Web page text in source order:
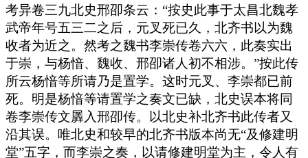
考异卷三九北史邢卲条云：“按史此事于太昌北魏孝
武帝年号五三二之后，元叉死已久，北齐书以为魏
收者为近之。然考之魏书李崇传卷六六，此奏实出
于崇，与杨愔、魏收、邢卲诸人初不相涉。”按此传
所云杨愔等所请乃是置学。这时元叉、李崇都已前
死。明是杨愔等请置学之奏文已缺，北史误本将同
卷李崇传文羼入邢卲传。以北史补北齐书此传者又
沿其误。唯北史和较早的北齐书版本尚无“及修建明
堂”五字，而李崇之奏，以请修建明堂为主，令人有